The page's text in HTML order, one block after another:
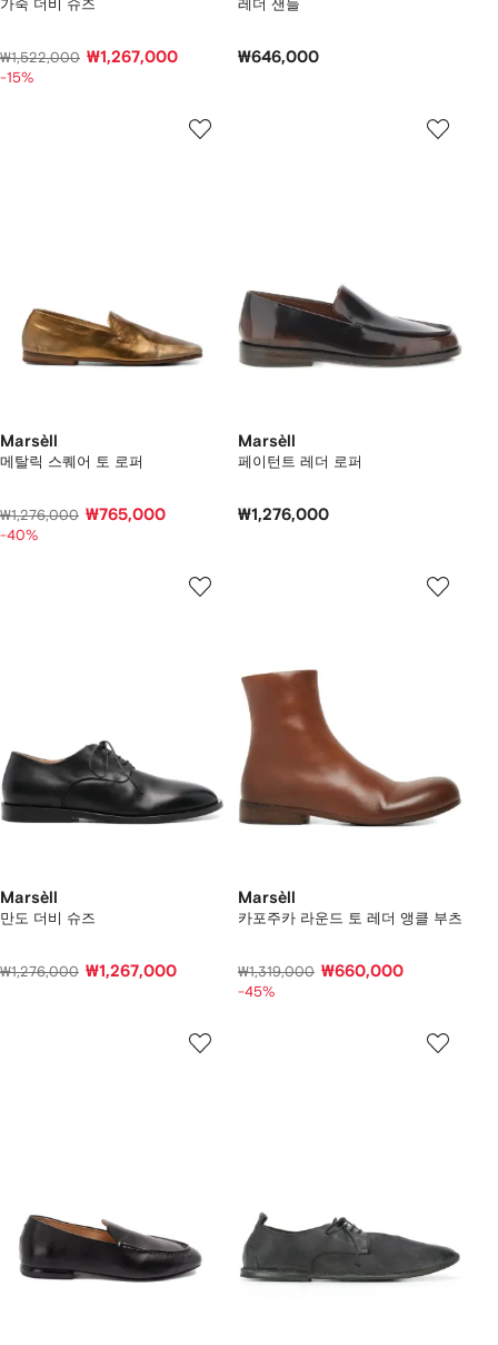
가죽 더비 슈즈
₩1,522,000 ₩1,267,000
-15%
레더 샌들
₩646,000
Marsèll
메탈릭 스퀘어 토 로퍼
₩1,276,000 ₩765,000
-40%
Marsèll
페이턴트 레더 로퍼
₩1,276,000
Marsèll
만도 더비 슈즈
₩1,276,000 ₩1,267,000
Marsèll
카포주카 라운드 토 레더 앵클 부츠
₩1,319,000 ₩660,000
-45%